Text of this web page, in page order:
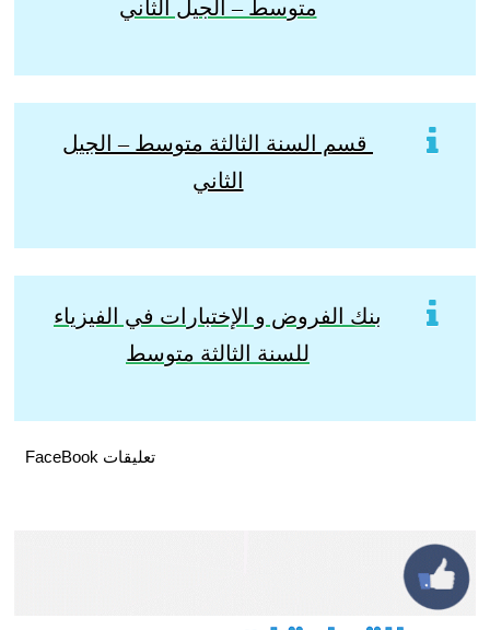
متوسط – الجيل الثاني
قسم السنة الثالثة متوسط – الجيل
الثاني
بنك الفروض و الإختبارات في الفيزياء
للسنة الثالثة متوسط
تعليقات FaceBook